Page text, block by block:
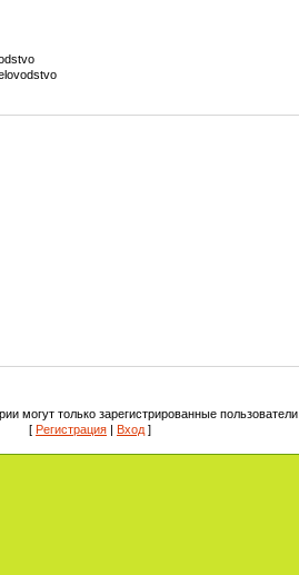
могут только зарегистрированные пользователи.
[ Регистрация | Вход ]